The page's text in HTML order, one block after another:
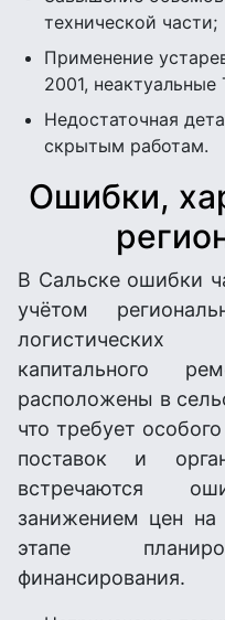
технической части;
Применение
2001, неактуальные
Недостаточная
скрытым работам.
Ошибки,
В Сальске ошибки
учётом
капитального
расположены в
что требует
поставок и
встречаются
занижением цен на
этапе
финансирования.